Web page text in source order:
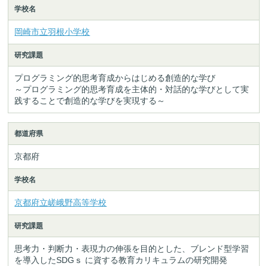
学校名
岡崎市立羽根小学校
研究課題
プログラミング的思考育成からはじめる創造的な学び
～プログラミング的思考育成を主体的・対話的な学びとして実
践することで創造的な学びを実現する～
都道府県
京都府
学校名
京都府立嵯峨野高等学校
研究課題
思考力・判断力・表現力の伸張を目的とした、ブレンド型学習
を導入したSDGｓ に資する教育カリキュラムの研究開発